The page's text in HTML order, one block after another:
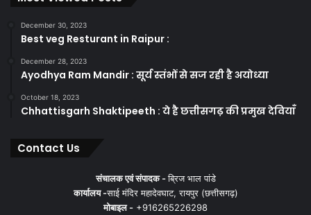
December 30, 2023
Best veg Resturant in Raipur :
December 28, 2023
Ayodhya Ram Mandir : सूर्य स्तंभों से सज रही है अयोध्या
October 18, 2023
Chhattisgarh Shaktipeeth : ये है छत्तीसगढ़ की प्रमुख देवियाँ
Contact Us
संचालक एवं संपादक -ब्रिज भाल पांडे
कार्यालय -साई मंदिर महादेवघाट, रायपुर (छत्तीसगढ़)
मोबाइल - +916265226298